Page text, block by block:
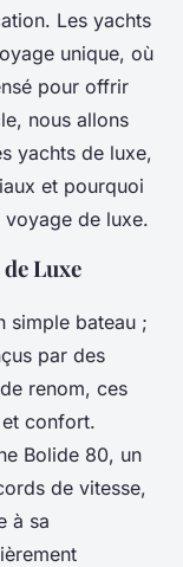
Les yachts
unique, où
pour offrir
nous allons
yachts de luxe,
et pourquoi
de luxe.
Luxe
simple bateau ;
par des
renom, ces
confort.
Bolide 80, un
de vitesse,
à sa